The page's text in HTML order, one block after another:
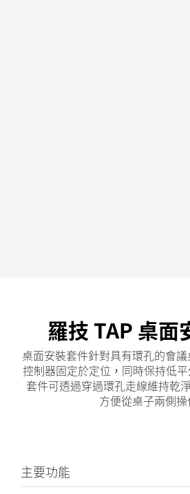
羅技 TAP 桌面
桌面安裝套件針對具有環孔的會
控制器固定於定位，同時保持低
套件可透過穿過環孔走線維持乾
方便從桌子兩側操
主要功能